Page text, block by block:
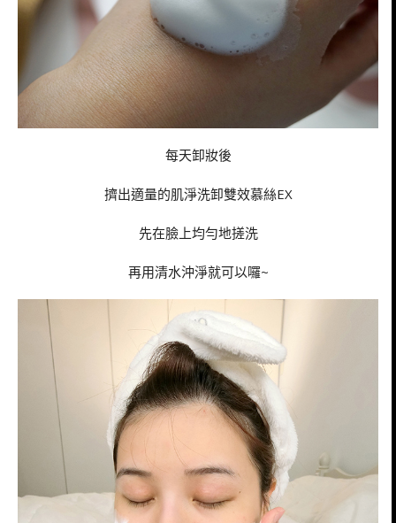
每天卸妝後
擠出適量的肌淨洗卸雙效慕絲EX
先在臉上均勻地搓洗
再用清水沖淨就可以囉~